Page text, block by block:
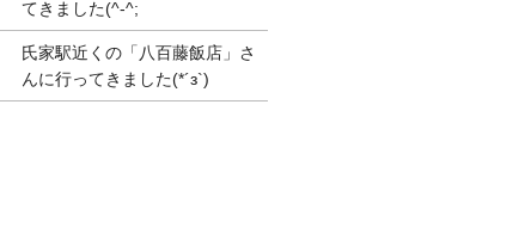
てきました(^-^;
氏家駅近くの「八百藤飯店」さ
んに行ってきました(*´з`)